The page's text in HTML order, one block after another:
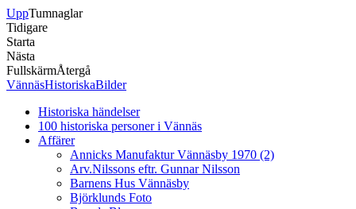
UppTumnaglar
Tidigare
Starta
Nästa
FullskärmÅtergå
VännäsHistoriskaBilder
Historiska händelser
100 historiska personer i Vännäs
Affärer
Annicks Manufaktur Vännäsby 1970 (2)
Arv.Nilssons eftr. Gunnar Nilsson
Barnens Hus Vännäsby
Björklunds Foto